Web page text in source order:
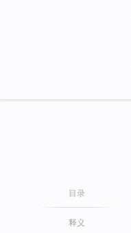
目录
释义